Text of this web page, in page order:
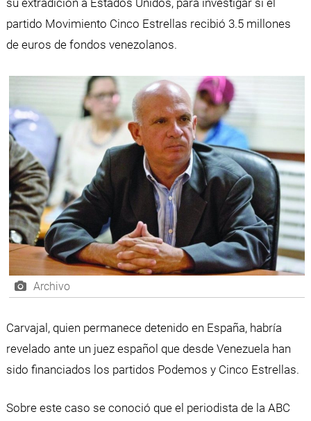
partido Movimiento Cinco Estrellas recibió 3.5 millones
de euros de fondos venezolanos.
Archivo
Carvajal, quien permanece detenido en España, habría
revelado ante un juez español que desde Venezuela han
sido financiados los partidos Podemos y Cinco Estrellas.
Sobre este caso se conoció que el periodista de la ABC